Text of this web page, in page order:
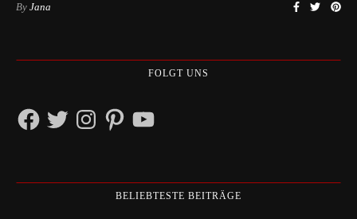
By Jana
FOLGT UNS
FacebookTwitterInstagramPinterestYouTube
BELIEBTESTE BEITRÄGE